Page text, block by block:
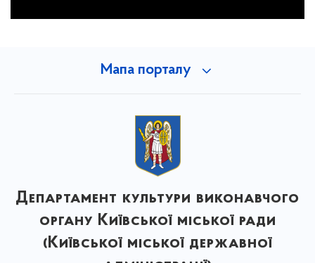
Мапа порталу
Департамент культури виконавчого
органу Київської міської ради
(Київської міської державної